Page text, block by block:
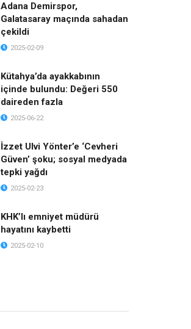
Adana Demirspor,
Galatasaray maçında sahadan
çekildi
2025-02-09
Kütahya’da ayakkabının
içinde bulundu: Değeri 550
daireden fazla
2025-06-22
İzzet Ulvi Yönter’e ‘Cevheri
Güven’ şoku; sosyal medyada
tepki yağdı
2025-02-23
KHK’lı emniyet müdürü
hayatını kaybetti
2025-02-10